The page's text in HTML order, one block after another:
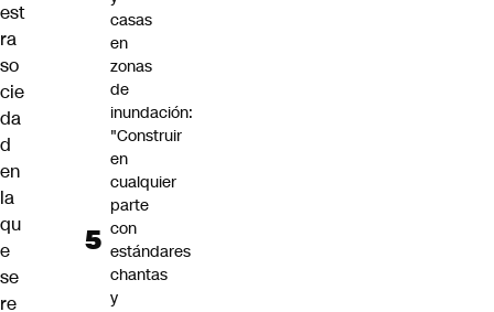
est
ra
so
cie
da
d
en
la
qu
e
se
re
casas
en
zonas
de
inundación:
"Construir
en
cualquier
parte
con
estándares
chantas
y